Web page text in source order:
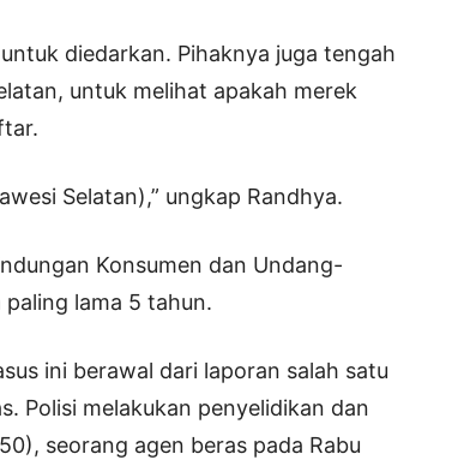
diedarkan. Pihaknya juga tengah
untuk melihat apakah merek
Selatan),” ungkap Randhya.
Konsumen dan Undang-
lama 5 tahun.
ini berawal dari laporan salah satu
Polisi melakukan penyelidikan dan
seorang agen beras pada Rabu